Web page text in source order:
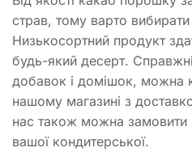
страв, тому варто
Низькосортний продукт
будь-який десерт.
добавок і домішок, можна
нашому магазині з
нас також можна замовити
вашої кондитерської.